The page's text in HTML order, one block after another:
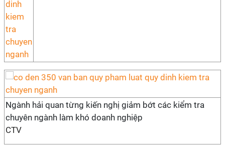
Ngành hải quan từng kiến nghị giảm bớt các kiểm tra
chuyên ngành làm khó doanh nghiệp
CTV